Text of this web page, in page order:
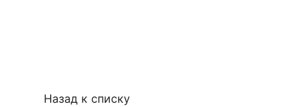
Назад к списку